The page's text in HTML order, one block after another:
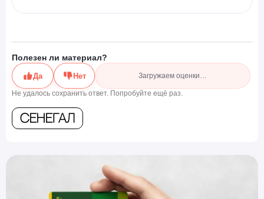
Полезен ли материал?
Да Нет Загружаем оценки…
Не удалось сохранить ответ. Попробуйте ещё раз.
Сенегал